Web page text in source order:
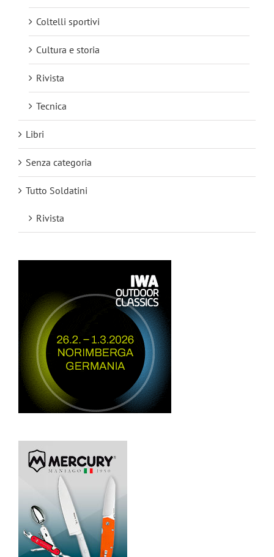
Coltelli sportivi
Cultura e storia
Rivista
Tecnica
Libri
Senza categoria
Tutto Soldatini
Rivista